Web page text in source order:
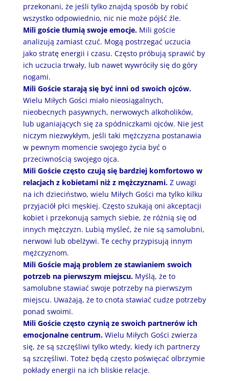
przekonani, że jeśli tylko znajdą sposób by robić
wszystko odpowiednio, nic nie może pójść źle.
Mili goście tłumią swoje emocje.Mili goście
analizują zamiast czuć. Mogą postrzegać uczucia
jako stratę energii i czasu. Często próbują sprawić by
ich uczucia trwały, lub nawet wywróciły się do góry
nogami.
Mili Goście starają się być inni od swoich ojców.
Wielu Miłych Gości miało nieosiągalnych,
nieobecnych pasywnych, nerwowych alkoholików,
lub uganiających się za spódniczkami ojców. Nie jest
niczym niezwykłym, jeśli taki mężczyzna postanawia
w pewnym momencie swojego życia być o
przeciwnością swojego ojca.
Mili Goście często czują się bardziej komfortowo w
relacjach z kobietami niż z mężczyznami.Z uwagi
na ich dzieciństwo, wielu Miłych Gości ma tylko kilku
przyjaciół płci męskiej. Często szukają oni akceptacji
kobiet i przekonują samych siebie, że różnią się od
innych mężczyzn. Lubią myśleć, że nie są samolubni,
nerwowi lub obelżywi. Te cechy przypisują innym
mężczyznom.
Mili Goście mają problem ze stawianiem swoich
potrzeb na pierwszym miejscu.Myślą, że to
samolubne stawiać swoje potrzeby na pierwszym
miejscu. Uważają, że to cnota stawiać cudze potrzeby
ponad swoimi.
Mili Goście często czynią ze swoich partnerów ich
emocjonalne centrum.Wielu Miłych Gości zwierza
się, że są szczęśliwi tylko wtedy, kiedy ich partnerzy
są szczęśliwi. Toteż będą często poświęcać olbrzymie
pokłady energii na ich bliskie relacje.